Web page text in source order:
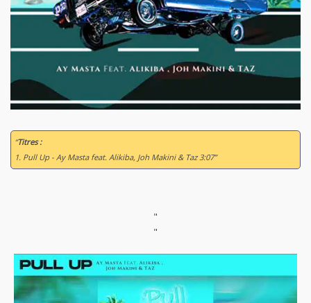
“Titres :
1. Pull Up - Ay Masta feat. Alikiba, Joh Makini & Taz 3:07”
"
"